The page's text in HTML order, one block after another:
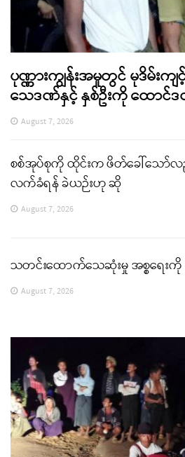
ပုဏ္ဏားကျွန်းအမှုတွင် မုဒိမ်
သေဒဏ်နှင့် နှစ်ဦးကို ထောင်ဒ
August 7, 2026
စစ်အုပ်စုကို ထိုင်းက ဖိတ်ခေါ်သေ
လက်ခံရန် ခဲယဉ်းဟု ဆို
August 7, 2026
သတင်းထောက်သေဆုံးမှု အစ္စရေးကို
August 7, 2026